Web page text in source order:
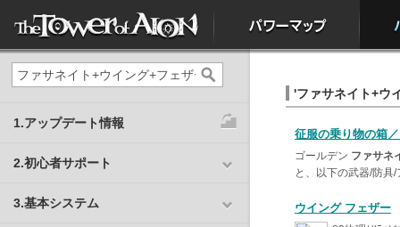
1.アップデート情報
2.初心者サポート
3.基本システム
'ファサネイト+ウ
征服の乗り物の箱
ゴールデン ファサネ
と、以下の武器/防
ウイング フェザー